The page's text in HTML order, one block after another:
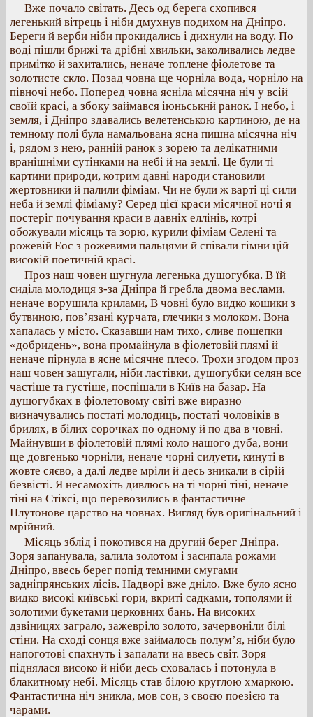
Вже почало світать. Десь од берега схопився
легенький вітрець і ніби дмухнув подихом на Дніпро.
Береги й верби ніби прокидались і дихнули на воду. По
воді пішли брижі та дрібні хвильки, заколивались ледве
примітко й захитались, неначе топлене фіолетове та
золотисте скло. Позад човна ще чорніла вода, чорніло на
півночі небо. Поперед човна ясніла місячна ніч у всій
своїй красі, а збоку займався іюньськнй ранок. І небо, і
земля, і Дніпро здавались велетенською картиною, де на
темному полі була намальована ясна пишна місячна ніч
і, рядом з нею, ранній ранок з зорею та делікатними
вранішніми сутінками на небі й на землі. Це були ті
картини природи, котрим давні народи становили
жертовники й палили фіміам. Чи не були ж варті ці сили
неба й землі фіміаму? Серед цієї краси місячної ночі я
постеріг почування краси в давніх еллінів, котрі
обожували місяць та зорю, курили фіміам Селені та
рожевій Еос з рожевими пальцями й співали гімни цій
високій поетичній красі.
Проз наш човен шугнула легенька душогубка. В їй
сиділа молодиця з-за Дніпра й гребла двома веслами,
неначе ворушила крилами, В човні було видко кошики з
бутвиною, пов’язані курчата, глечики з молоком. Вона
хапалась у місто. Сказавши нам тихо, сливе пошепки
«добридень», вона промайнула в фіолетовій плямі й
неначе пірнула в ясне місячне плесо. Трохи згодом проз
наш човен зашугали, ніби ластівки, душогубки селян все
частіше та густіше, поспішали в Київ на базар. На
душогубках в фіолетовому світі вже виразно
визначувались постаті молодиць, постаті чоловіків в
брилях, в білих сорочках по одному й по два в човні.
Майнувши в фіолетовій плямі коло нашого дуба, вони
ще довгенько чорніли, неначе чорні силуети, кинуті в
жовте сяєво, а далі ледве мріли й десь зникали в сірій
безвісті. Я несамохіть дивлюсь на ті чорні тіні, неначе
тіні на Стіксі, що перевозились в фантастичне
Плутонове царство на човнах. Вигляд був оригінальний і
мрійний.
Місяць зблід і покотився на другий берег Дніпра.
Зоря запанувала, залила золотом і засипала рожами
Дніпро, ввесь берег попід темними смугами
задніпрянських лісів. Надворі вже дніло. Вже було ясно
видко високі київські гори, вкриті садками, тополями й
золотими букетами церковних бань. На високих
дзвіницях заграло, зажевріло золото, зачервоніли білі
стіни. На сході сонця вже займалось полум’я, ніби було
напоготові спахнуть і запалати на ввесь світ. Зоря
піднялася високо й ніби десь сховалась і потонула в
блакитному небі. Місяць став білою круглою хмаркою.
Фантастична ніч зникла, мов сон, з своєю поезією та
чарами.